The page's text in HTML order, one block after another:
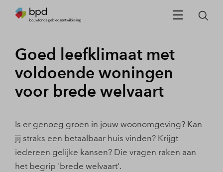
Goed leefklimaat met
voldoende woningen
voor brede welvaart
Is er genoeg groen in jouw woonomgeving? Kan
jij straks een betaalbaar huis vinden? Krijgt
iedereen gelijke kansen? Die vragen raken aan
het begrip 'brede welvaart'.